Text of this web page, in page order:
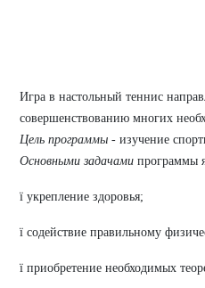
Игра в настольный теннис
совершенствованию многих
Цель программы - изучение
Основными задачами программы
ï укрепление здоровья;
ï содействие правильному
ï приобретение необходимых